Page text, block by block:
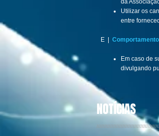
da
Utilizar os
entre
E |
Em caso de
divulgando
NOTÍCIAS